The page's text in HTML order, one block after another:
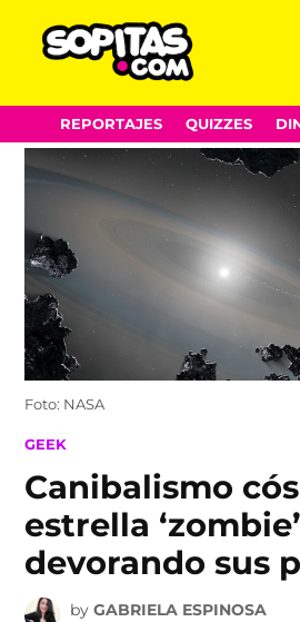
Skip
to
content
REPORTAJES QUIZZES
Foto: NASA
POSTED
GEEK
Canibalismo
estrella
devorando sus
by GABRIELA ESPINOSA